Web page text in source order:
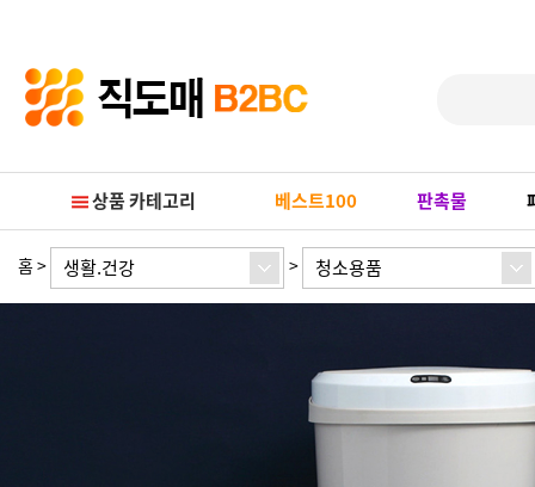
PrevNext
상품 카테고리 베스트100 판촉물
홈 > 생활.건강 > 청소용품